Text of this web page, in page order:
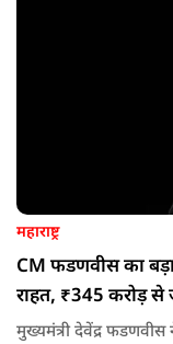
महाराष्ट्र
CM फडणवीस का
राहत, ₹345 करोड़ से
मुख्यमंत्री देवेंद्र